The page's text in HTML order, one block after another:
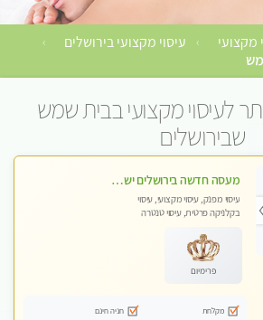
מקצועי › עיסוי מקצועי בירושלים ›
לעיסוי מקצועי בבית שמש
שבירושלים
מעסה חדשה בירושלים ישראלית צעירה ואיכותית לעיסוי מרגיע ומפנק VIP-מומלץ לחלוטין! פרטי! ​​​​​​ Highly recommended
עיסוי מפנק, עיסוי מקצועי, עיסוי
בקלניקה פרטית, עיסוי טנטרה
פרימיום
מקלחת
חניה חינם